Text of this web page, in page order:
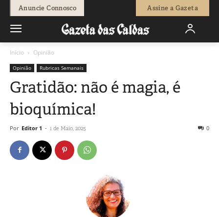
Anuncie Connosco Assine a Gazeta
Início Opinião
Opinião Rubricas Semanais
Gratidão: não é magia, é
bioquímica!
Por Editor 1 - 1 de Maio, 2025 0